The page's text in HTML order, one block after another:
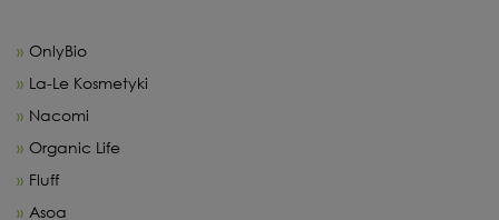
OnlyBio
La-Le Kosmetyki
Nacomi
Organic Life
Fluff
Asoa